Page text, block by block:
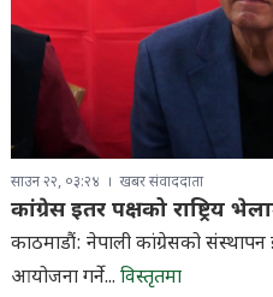
साउन २२, ०३:२४ खबर संवाददाता
कांग्रेस इतर पक्षको राष्ट्रिय
काठमाडौं: नेपाली कांग्रेसको
आयोजना गर्ने... विस्तृतमा